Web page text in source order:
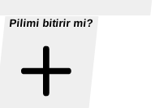
Pilimi bitirir mi?